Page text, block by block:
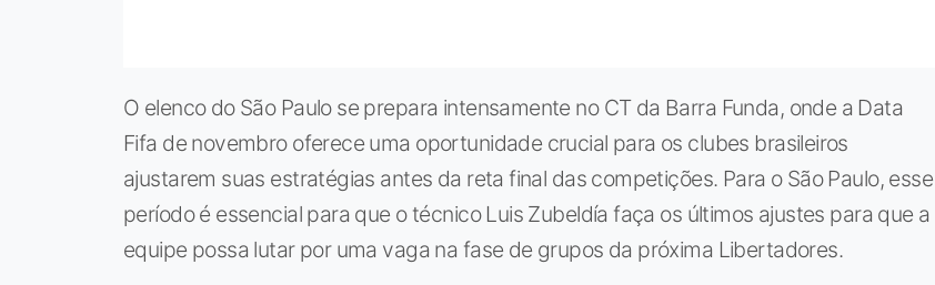
O elenco do São Paulo se prepara intensamente no CT da Barra Funda, onde a Data
Fifa de novembro oferece uma oportunidade crucial para os clubes brasileiros
ajustarem suas estratégias antes da reta final das competições. Para o São Paulo, esse
período é essencial para que o técnico Luis Zubeldía faça os últimos ajustes para que a
equipe possa lutar por uma vaga na fase de grupos da próxima Libertadores.